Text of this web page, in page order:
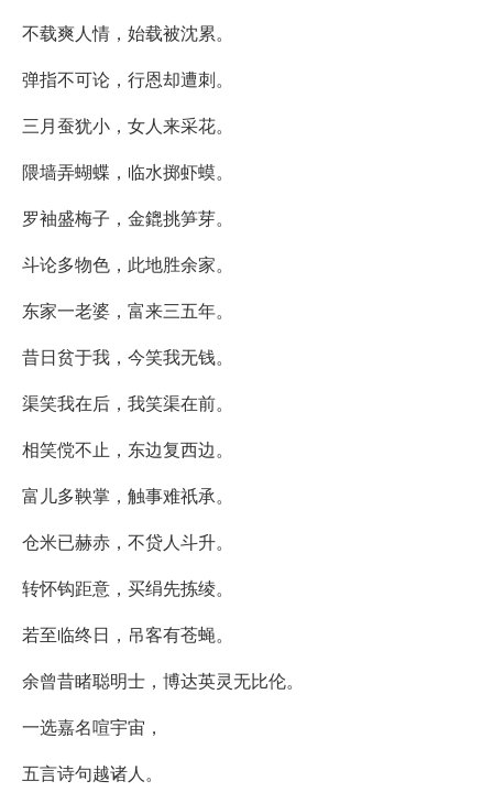
不载爽人情，始载被沈累。
弹指不可论，行恩却遭刺。
三月蚕犹小，女人来采花。
隈墙弄蝴蝶，临水掷虾蟆。
罗袖盛梅子，金鎞挑笋芽。
斗论多物色，此地胜余家。
东家一老婆，富来三五年。
昔日贫于我，今笑我无钱。
渠笑我在后，我笑渠在前。
相笑傥不止，东边复西边。
富儿多鞅掌，触事难祇承。
仓米已赫赤，不贷人斗升。
转怀钩距意，买绢先拣绫。
若至临终日，吊客有苍蝇。
余曾昔睹聪明士，博达英灵无比伦。
一选嘉名喧宇宙，
五言诗句越诸人。